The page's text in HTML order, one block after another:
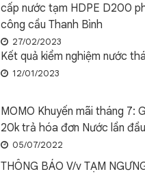
cấp nước tạm HDPE D200
công cầu Thanh Bình
27/02/2023
Kết quả kiểm nghiệm nước
12/01/2023
MOMO Khuyến mãi tháng 7:
20k trả hóa đơn Nước lần đầu
05/07/2022
THÔNG BÁO V/v TẠM